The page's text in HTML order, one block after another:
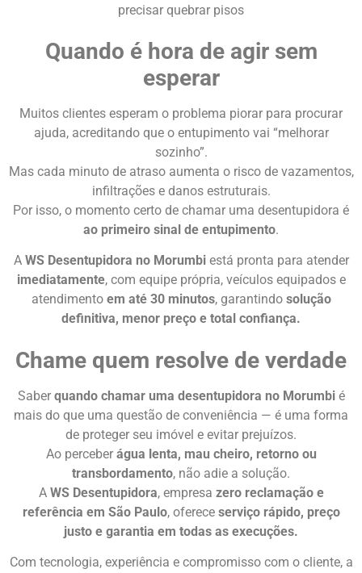
precisar quebrar pisos
Quando é hora de agir sem
esperar
Muitos clientes esperam o problema piorar para procurar
ajuda, acreditando que o entupimento vai “melhorar
sozinho”.
Mas cada minuto de atraso aumenta o risco de vazamentos,
infiltrações e danos estruturais.
Por isso, o momento certo de chamar uma desentupidora é
ao primeiro sinal de entupimento.
A WS Desentupidora no Morumbiestá pronta para atender
imediatamente, com equipe própria, veículos equipados e
atendimento em até 30 minutos, garantindo solução
definitiva, menor preço e total confiança.
Chame quem resolve de verdade
Saber quando chamar uma desentupidora no Morumbié
mais do que uma questão de conveniência — é uma forma
de proteger seu imóvel e evitar prejuízos.
Ao perceber água lenta, mau cheiro, retorno ou
transbordamento, não adie a solução.
A WS Desentupidora, empresa zero reclamação e
referência em São Paulo, oferece serviço rápido, preço
justo e garantia em todas as execuções.
Com tecnologia, experiência e compromisso com o cliente, a